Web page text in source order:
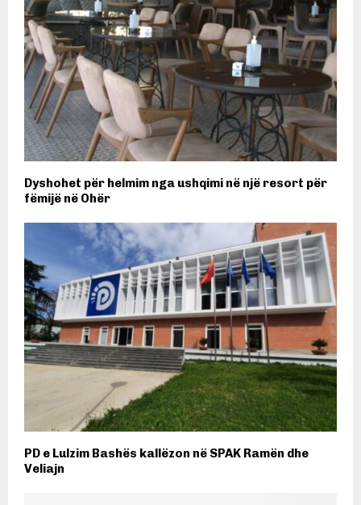
Dyshohet për helmim nga ushqimi në një resort për
fëmijë në Ohër
PD e Lulzim Bashës kallëzon në SPAK Ramën dhe
Veliajn